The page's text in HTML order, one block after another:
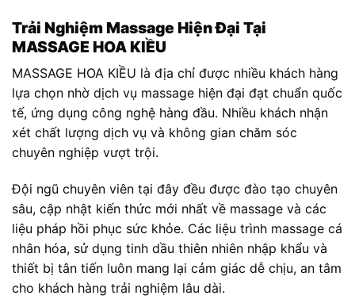
Trải Nghiệm Massage Hiện Đại Tại
MASSAGE HOA KIỀU
MASSAGE HOA KIỀU là địa chỉ được nhiều khách hàng
lựa chọn nhờ dịch vụ massage hiện đại đạt chuẩn quốc
tế, ứng dụng công nghệ hàng đầu. Nhiều khách nhận
xét chất lượng dịch vụ và không gian chăm sóc
chuyên nghiệp vượt trội.
Đội ngũ chuyên viên tại đây đều được đào tạo chuyên
sâu, cập nhật kiến thức mới nhất về massage và các
liệu pháp hồi phục sức khỏe. Các liệu trình massage cá
nhân hóa, sử dụng tinh dầu thiên nhiên nhập khẩu và
thiết bị tân tiến luôn mang lại cảm giác dễ chịu, an tâm
cho khách hàng trải nghiệm lâu dài.